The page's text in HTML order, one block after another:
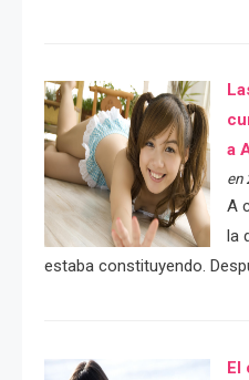
a
en
A
la
estaba constituyendo.
El